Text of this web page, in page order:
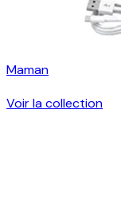
Maman
Voir la collection